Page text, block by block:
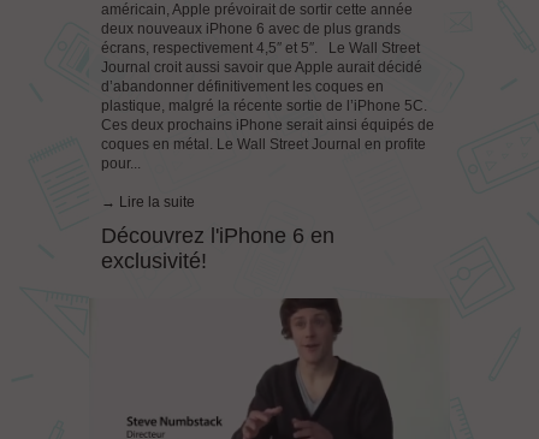
américain, Apple prévoirait de sortir cette année
deux nouveaux iPhone 6 avec de plus grands
écrans, respectivement 4,5″ et 5″. Le Wall Street
Journal croit aussi savoir que Apple aurait décidé
d’abandonner définitivement les coques en
plastique, malgré la récente sortie de l’iPhone 5C.
Ces deux prochains iPhone serait ainsi équipés de
coques en métal. Le Wall Street Journal en profite
pour...
→ Lire la suite
Découvrez l'iPhone 6 en
exclusivité!